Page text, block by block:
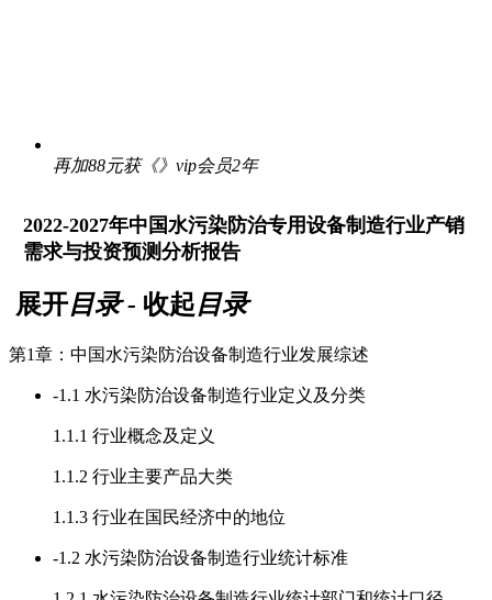
再加88元获《》vip会员2年
2022-2027年中国水污染防治专用设备制造行业产销
需求与投资预测分析报告
展开目录 - 收起目录
第1章：中国水污染防治设备制造行业发展综述
-1.1 水污染防治设备制造行业定义及分类
1.1.1 行业概念及定义
1.1.2 行业主要产品大类
1.1.3 行业在国民经济中的地位
-1.2 水污染防治设备制造行业统计标准